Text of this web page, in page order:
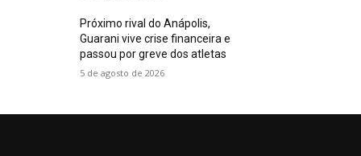
Próximo rival do Anápolis,
Guarani vive crise financeira e
passou por greve dos atletas
5 de agosto de 2026